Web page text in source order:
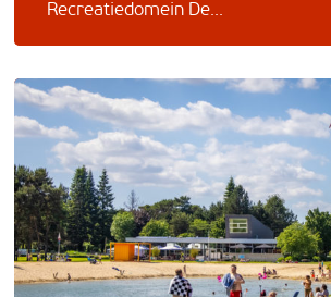
Recreatiedomein De...